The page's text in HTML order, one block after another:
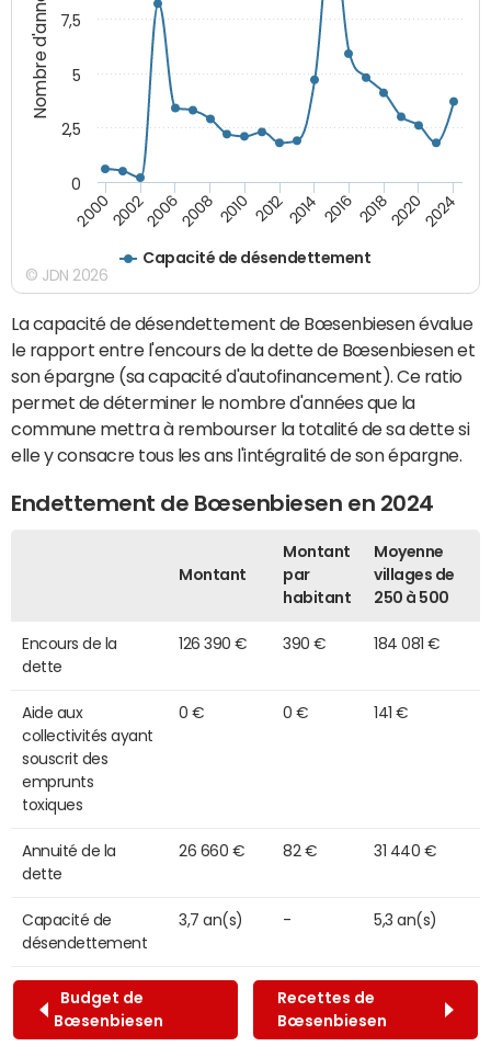
Nombre d'années
Capacité de désendettement
2000200220062008 2010 2012 2014 2016 201820202024
0
2,5
5
7,5
© JDN 2026
La capacité de désendettement de Bœsenbiesen évalue
le rapport entre l'encours de la dette de Bœsenbiesen et
son épargne (sa capacité d'autofinancement). Ce ratio
permet de déterminer le nombre d'années que la
commune mettra à rembourser la totalité de sa dette si
elle y consacre tous les ans l'intégralité de son épargne.
Endettement de Bœsenbiesen en 2024
Montant
Montant
par
habitant
Moyenne
villages de
250 à 500
Encours de la
dette
126 390 € 390 € 184 081 €
Aide aux
collectivités ayant
souscrit des
emprunts
toxiques
0 € 0 € 141 €
Annuité de la
dette
26 660 € 82 € 31 440 €
Capacité de
désendettement
3,7 an(s) - 5,3 an(s)
Budget de
Bœsenbiesen
Recettes de
Bœsenbiesen